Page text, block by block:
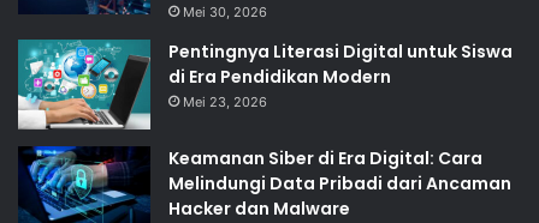
Mei 30, 2026
Pentingnya Literasi Digital untuk Siswa
di Era Pendidikan Modern
Mei 23, 2026
Keamanan Siber di Era Digital: Cara
Melindungi Data Pribadi dari Ancaman
Hacker dan Malware